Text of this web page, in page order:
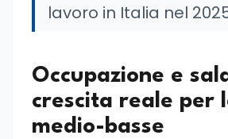
lavoro in Italia nel
Occupazione e
crescita reale per
medio-basse